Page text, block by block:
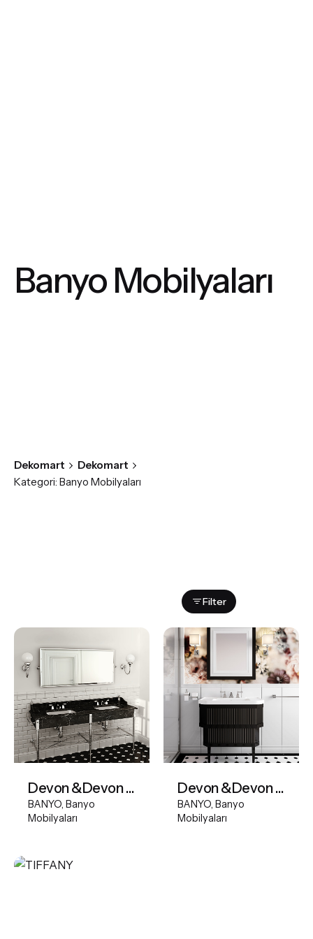
Banyo Mobilyaları
Dekomart
Dekomart
Kategori: Banyo Mobilyaları
Filter
Devon &Devon Double Madison Console
BANYO Banyo
Mobilyaları
Devon &Devon Metropolitan Ceramic Vanity Unit
BANYO Banyo
Mobilyaları